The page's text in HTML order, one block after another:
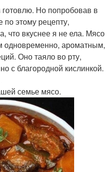
Но попробовав в
по этому рецепту,
что вкуснее я не ела. Мясо
ароматным,
Оно таяло во рту,
с благородной кислинкой.
семье мясо.